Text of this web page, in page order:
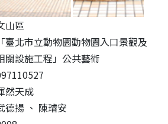
山區
「臺北市立動物園動物園入口景觀及
關設施工程」公共藝術
然天成
德揚 、 陳璿安